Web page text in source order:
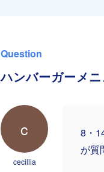
Question
ハンバーガーメ
c
cecillia
8・
が質